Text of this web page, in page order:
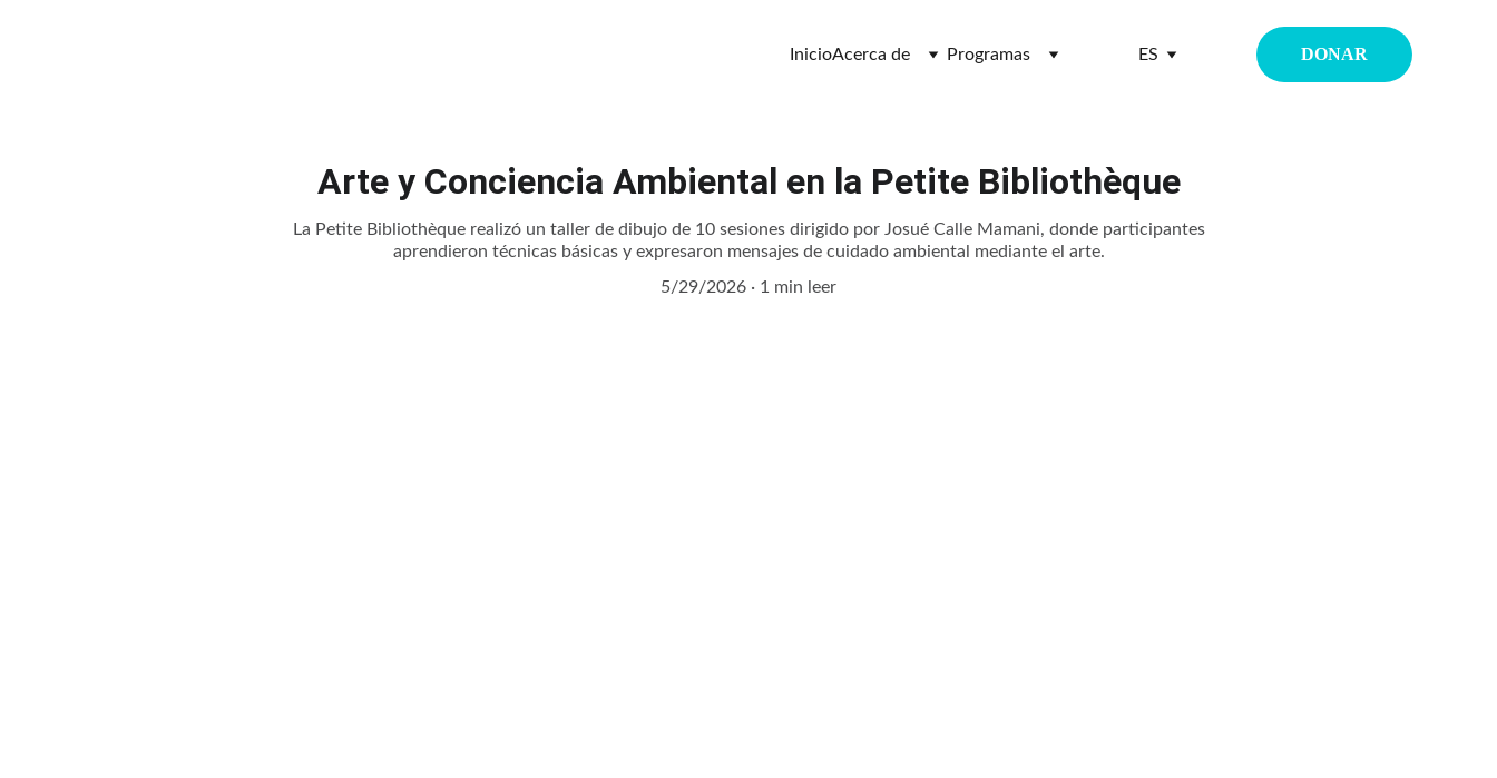
InicioAcerca de Programas ES DONAR
Arte y Conciencia Ambiental en la Petite Bibliothèque
La Petite Bibliothèque realizó un taller de dibujo de 10 sesiones dirigido por Josué Calle Mamani, donde participantes
aprendieron técnicas básicas y expresaron mensajes de cuidado ambiental mediante el arte.
5/29/2026
1 min leer